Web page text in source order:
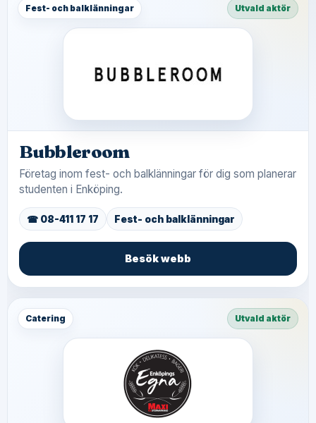
Fest- och balklänningar Utvald aktör
Bubbleroom
Företag inom fest- och balklänningar för dig som planerar
studenten i Enköping.
☎ 08-411 17 17 Fest- och balklänningar
Besök webb
Catering Utvald aktör